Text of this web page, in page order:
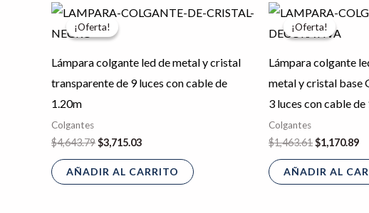
¡Oferta!
¡Oferta!
Lámpara colgante led de metal y cristal
transparente de 9 luces con cable de
1.20m
Colgantes
$4,643.79
El
precio
original
$4,643.79.
$3,715.03
El
precio
$3,715.03.
AÑADIR AL CARRITO
¡Oferta!
¡Oferta!
Lámpara colgante
metal y cristal base
3 luces con cable de
Colgantes
$1,463.61
El
precio
original
$1,463.61.
$1,170.89
El
AÑADIR AL